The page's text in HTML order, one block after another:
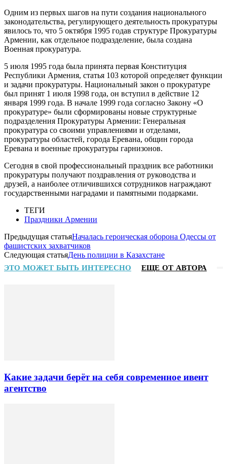
Одним из первых шагов на пути создания национального
законодательства, регулирующего деятельность прокуратуры
явилось то, что 5 октября 1995 годав структуре Прокуратуры
Армении, как отдельное подразделение, была создана
Военная прокуратура.
5 июля 1995 года была принята первая Конституция
Республики Армения, статья 103 которой определяет функции
и задачи прокуратуры. Национальный закон о прокуратуре
был принят 1 июля 1998 года, он вступил в действие 12
января 1999 года. В начале 1999 года согласно Закону «О
прокуратуре» были сформированы новые структурные
подразделения Прокуратуры Армении: Генеральная
прокуратура со своими управлениями и отделами,
прокуратуры областей, города Еревана, общин города
Еревана и военные прокуратуры гарнизонов.
Сегодня в свой профессиональный праздник все работники
прокуратуры получают поздравления от руководства и
друзей, а наиболее отличившихся сотрудников награждают
государственными наградами и памятными подарками.
ТЕГИ
Праздники Армении
Предыдущая статьяНачалась героическая оборона Одессы от
фашистских захватчиков
Следующая статьяДень полиции в Казахстане
ЭТО МОЖЕТ БЫТЬ ИНТЕРЕСНО ЕЩЕ ОТ АВТОРА
Какие задачи берёт на себя современное ивент
агентство